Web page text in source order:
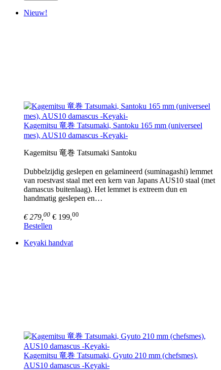
Nieuw!
Kagemitsu 竜巻 Tatsumaki, Santoku 165 mm (universeel
mes), AUS10 damascus -Keyaki-
Kagemitsu 竜巻 Tatsumaki Santoku
Dubbelzijdig geslepen en gelamineerd (suminagashi) lemmet
van roestvast staal met een kern van Japans AUS10 staal (met
damascus buitenlaag). Het lemmet is extreem dun en
handmatig geslepen en…
€ 279, 00 € 199,00
Bestellen
Keyaki handvat
Kagemitsu 竜巻 Tatsumaki, Gyuto 210 mm (chefsmes),
AUS10 damascus -Keyaki-